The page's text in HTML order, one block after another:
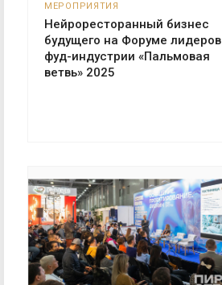
МЕРОПРИЯТИЯ
Нейроресторанный бизнес
будущего на Форуме лидеров
фуд-индустрии «Пальмовая
ветвь» 2025